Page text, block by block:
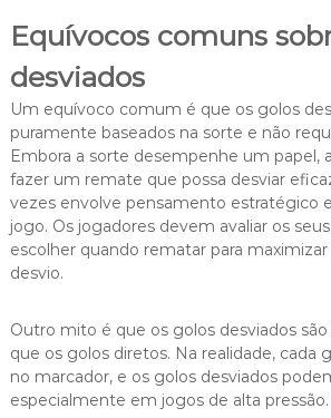
Equívocos comuns
desviados
Um equívoco comum é que os golos
puramente baseados na sorte e não
Embora a sorte desempenhe um papel,
fazer um remate que possa desviar
vezes envolve pensamento estratégico
jogo. Os jogadores devem avaliar os
escolher quando rematar para
desvio.
Outro mito é que os golos desviados
que os golos diretos. Na realidade, cada
no marcador, e os golos desviados
especialmente em jogos de alta pressão.